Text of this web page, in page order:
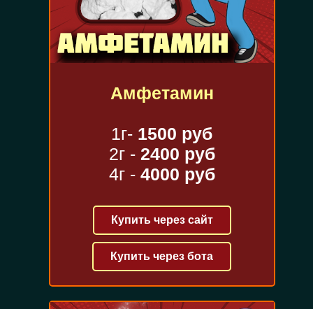
Амфетамин
1г- 1500 руб
2г - 2400 руб
4г - 4000 руб
Купить через сайт
Купить через бота